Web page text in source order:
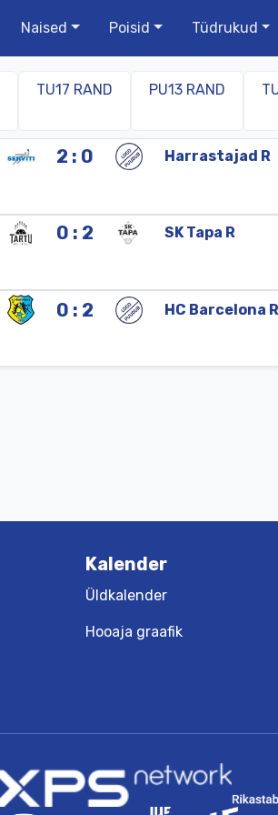
Naised Poisid Tüdrukud
TU17 RAND PU13 RAND
2 : 0 Harrastajad R
0 : 2 SK Tapa R
0 : 2 HC Barcelona R
Kalender
Üldkalender
Hooaja graafik